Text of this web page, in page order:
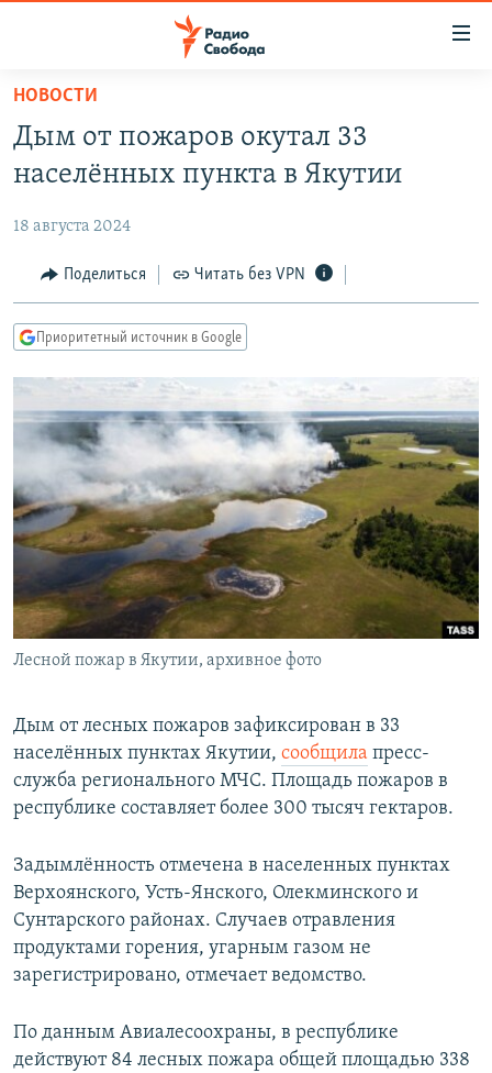
упрощенного
доступа
основному
Вернутся
главной
навигации
Вернутся
поиску
ПОДКАСТЫ
АВТОРСКИЕ ПРОЕКТЫ
ЦИТАТЫ СВОБОДЫ
МНЕНИЯ
IDEL.РЕАЛИИ
КАВКАЗ.РЕАЛИИ
СЕВЕР.РЕАЛИИ
СИБИРЬ.РЕАЛИИ
РАСПИСАНИЕ ВЕЩАНИЯ
ПОДПИШИТЕСЬ НА РАССЫЛКУ
СОЦИАЛЬНЫЕ СЕТИ
Все сайты РСЕ/РС
НОВОСТИ
Дым от пожаров окутал 33
населённых пункта в Якутии
18 августа 2024
Поделиться Читать без VPN
Приоритетный источник в Google
Лесной пожар в Якутии, архивное фото
Дым от лесных пожаров зафиксирован в 33
населённых пунктах Якутии, сообщила пресс-
служба регионального МЧС. Площадь пожаров в
республике составляет более 300 тысяч гектаров.
Задымлённость отмечена в населенных пунктах
Верхоянского, Усть-Янского, Олекминского и
Сунтарского районах. Случаев отравления
продуктами горения, угарным газом не
зарегистрировано, отмечает ведомство.
По данным Авиалесоохраны, в республике
действуют 84 лесных пожара общей площадью 338